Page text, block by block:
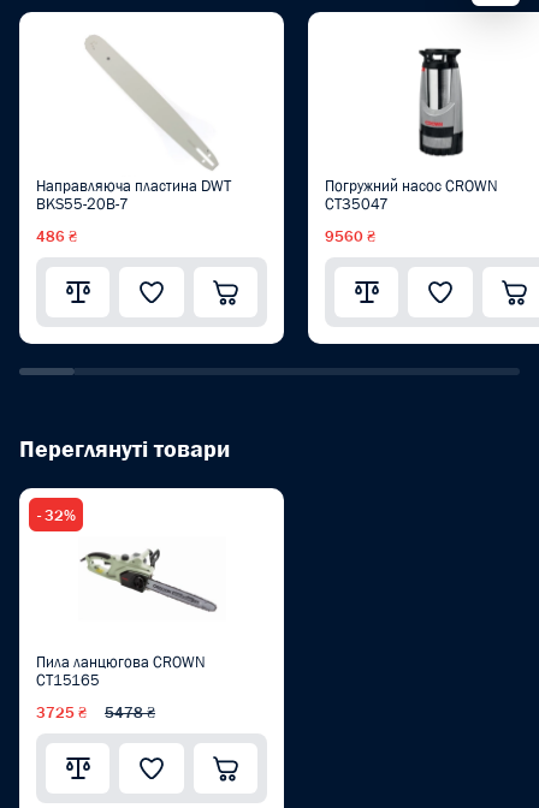
Направляюча пластина DWT
BKS55-20B-7
486 ₴
Погружний насос CROWN
CT35047
9560 ₴
Переглянуті товари
- 32%
Пила ланцюгова CROWN
CT15165
3725 ₴ 5478 ₴